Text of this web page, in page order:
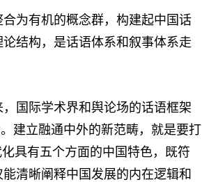
为有机的概念群，构建起中国话
结构，是话语体系和叙事体系走
国际学术界和舆论场的话语框架
建立融通中外的新范畴，就是要打
具有五个方面的中国特色，既符
清晰阐释中国发展的内在逻辑和